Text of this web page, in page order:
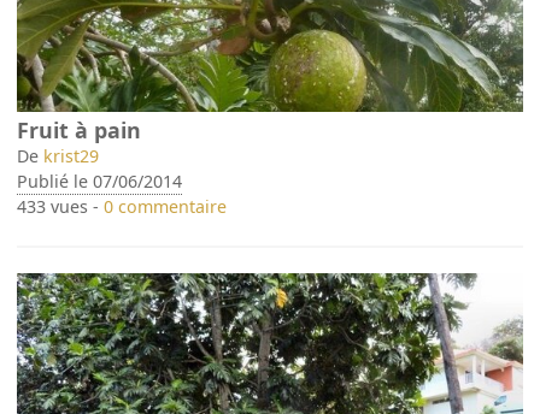
Fruit à pain
De krist29
Publié le 07/06/2014
433 vues -0 commentaire